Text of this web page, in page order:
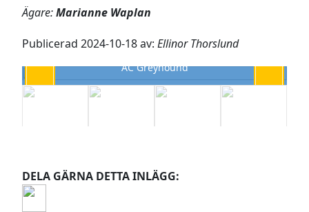
Ägare:Marianne Waplan
Publicerad 2024-10-18 av: Ellinor Thorslund
AC Greyhound
DELA GÄRNA DETTA INLÄGG: